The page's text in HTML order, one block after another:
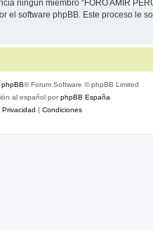
ningún miembro “FORO AMIR
el software phpBB. Este proceso le
phpBB® Forum Software © phpBB Limited
al español porphpBB España
Privacidad | Condiciones